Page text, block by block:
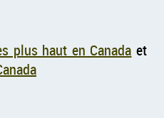
plus haut en Canada et